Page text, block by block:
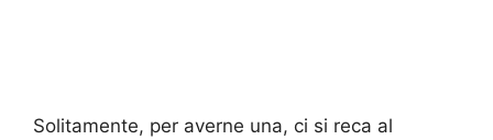
Solitamente, per averne una, ci si reca al